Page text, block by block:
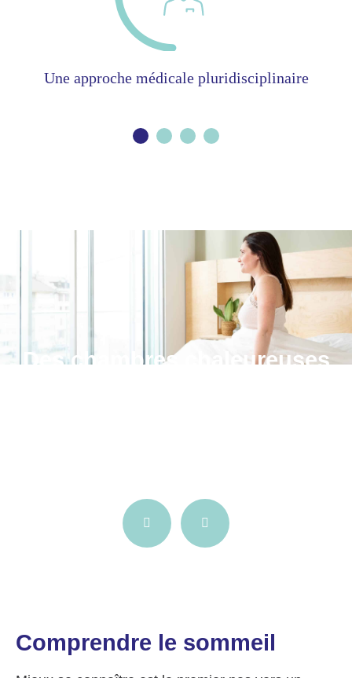
Une approche médicale pluridisciplinaire
Previous Next
Comprendre le sommeil